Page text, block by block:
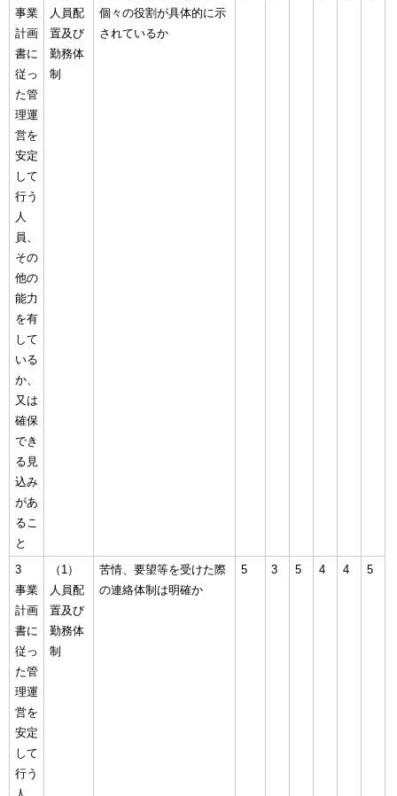
事業
計画
書に
従っ
た管
理運
営を
安定
して
行う
人
員、
その
他の
能力
を有
して
いる
か、
又は
確保
でき
る見
込み
があ
るこ
と
人員配
置及び
勤務体
制
個々の役割が具体的に示
されているか
3
事業
計画
書に
従っ
た管
理運
営を
安定
して
行う
（1）
人員配
置及び
勤務体
制
苦情、要望等を受けた際
の連絡体制は明確か
5 3 5 4 4 5